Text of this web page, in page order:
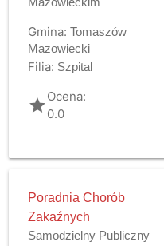
Gmina: Tomaszów
Mazowiecki
Filia: Szpital
gradeOcena:
0.0
Poradnia Chorób
Zakaźnych
Samodzielny Publiczny